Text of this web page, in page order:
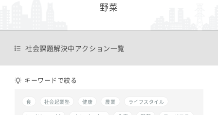
野菜
社会課題解決中アクション一覧
キーワードで絞る
食 社会起業塾 健康 農業
ライフスタイル